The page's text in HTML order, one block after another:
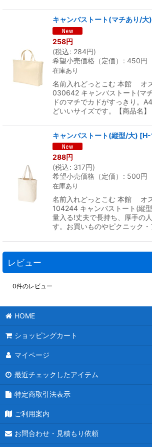
キャンバストート(マチあり/大)
258円
(税込: 284円)
希望小売価格（定価）
: 450円
在庫あり
名前入れどっとこむ 本館 オ
030642 キャンバストート(マ
ドのマチでカドがすっきり。
どいいサイズです。【商品名
キャンバストート(縦型/大) [
288円
(税込: 317円)
希望小売価格（定価）
: 500円
在庫あり
名前入れどっとこむ 本館 オ
104244 キャンバストート(縦
量入る!丈夫で長持ち、厚手の
す。お買いものやピクニック
レビュー
0件のレビュー
HOME
ショッピングカート
マイページ
最近チェックしたアイテム
特定商取引法表示
ご利用案内
お問合わせ・見積もり依頼